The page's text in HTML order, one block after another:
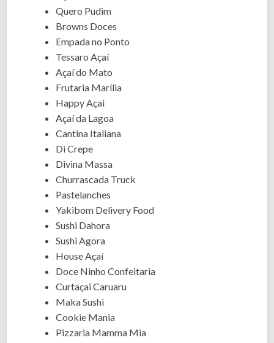
Quero Pudim
Browns Doces
Empada no Ponto
Tessaro Açaí
Açaí do Mato
Frutaria Marília
Happy Açai
Açaí da Lagoa
Cantina Italiana
Di Crepe
Divina Massa
Churrascada Truck
Pastelanches
Yakibom Delivery Food
Sushi Dahora
Sushi Agora
House Açaí
Doce Ninho Confeitaria
Curtaçai Caruaru
Maka Sushi
Cookie Mania
Pizzaria Mamma Mia